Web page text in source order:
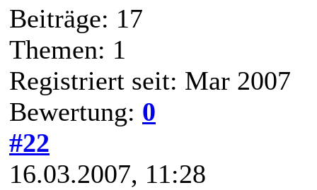
Beiträge: 17
Themen: 1
Registriert seit: Mar 2007
Bewertung: 0
#22
16.03.2007, 11:28